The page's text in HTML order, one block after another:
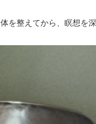
を整えてから、瞑想を深